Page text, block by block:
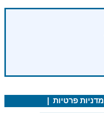
מדניות פרטיות